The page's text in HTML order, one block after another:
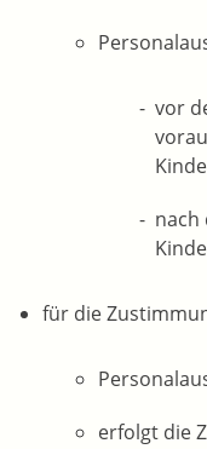
vor
nach
für die
erfolgt die